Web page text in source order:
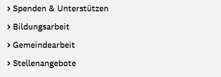
Spenden & Unterstützen
Bildungsarbeit
Gemeindearbeit
Stellenangebote